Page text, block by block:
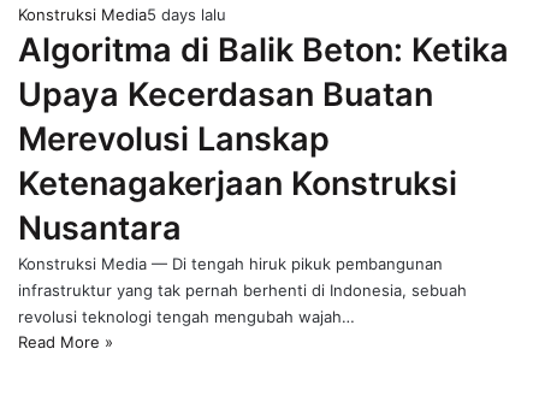
Konstruksi Media5 days lalu
Algoritma di Balik Beton: Ketika
Upaya Kecerdasan Buatan
Merevolusi Lanskap
Ketenagakerjaan Konstruksi
Nusantara
Konstruksi Media — Di tengah hiruk pikuk pembangunan
infrastruktur yang tak pernah berhenti di Indonesia, sebuah
revolusi teknologi tengah mengubah wajah…
Read More »